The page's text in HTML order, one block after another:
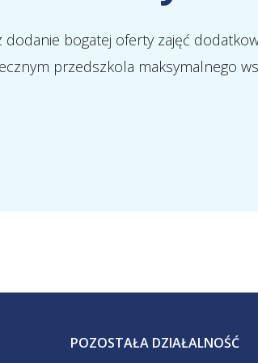
bogatej oferty zajęć
przedszkola maksymalnego
POZOSTAŁA DZIAŁALNOŚĆ